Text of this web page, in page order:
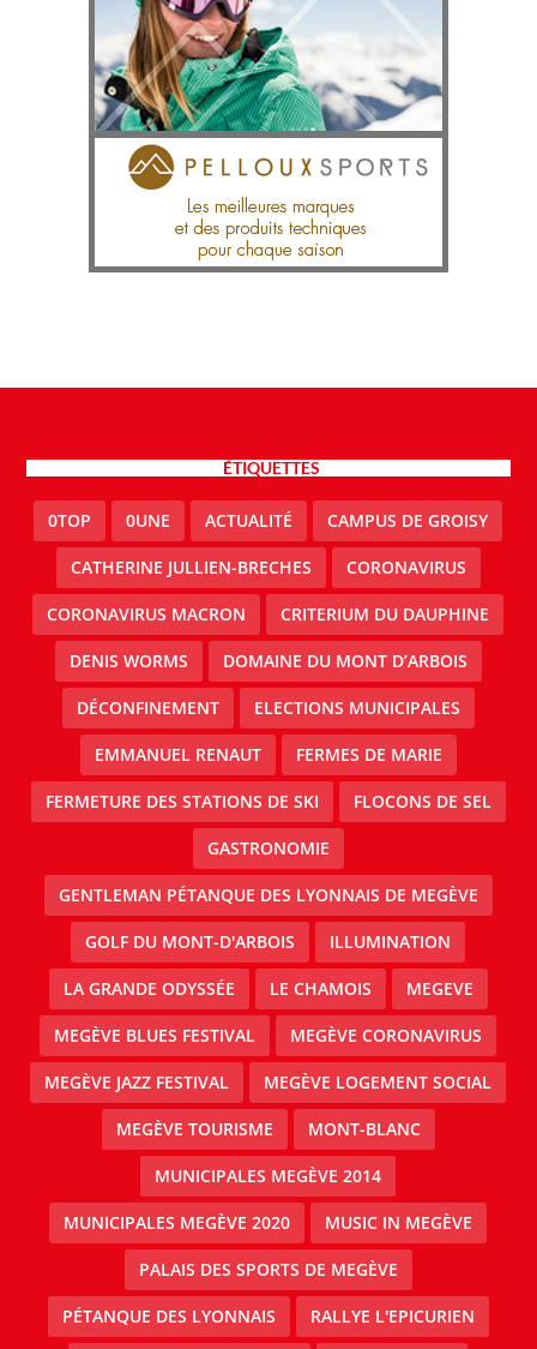
ÉTIQUETTES
0TOP 0UNE ACTUALITÉ CAMPUS DE GROISY
CATHERINE JULLIEN-BRECHES CORONAVIRUS
CORONAVIRUS MACRON CRITERIUM DU DAUPHINE
DENIS WORMS DOMAINE DU MONT D’ARBOIS
DÉCONFINEMENT ELECTIONS MUNICIPALES
EMMANUEL RENAUT FERMES DE MARIE
FERMETURE DES STATIONS DE SKI FLOCONS DE SEL
GASTRONOMIE
GENTLEMAN PÉTANQUE DES LYONNAIS DE MEGÈVE
GOLF DU MONT-D'ARBOIS ILLUMINATION
LA GRANDE ODYSSÉE LE CHAMOIS MEGEVE
MEGÈVE BLUES FESTIVAL MEGÈVE CORONAVIRUS
MEGÈVE JAZZ FESTIVAL MEGÈVE LOGEMENT SOCIAL
MEGÈVE TOURISME MONT-BLANC
MUNICIPALES MEGÈVE 2014
MUNICIPALES MEGÈVE 2020 MUSIC IN MEGÈVE
PALAIS DES SPORTS DE MEGÈVE
PÉTANQUE DES LYONNAIS RALLYE L'EPICURIEN